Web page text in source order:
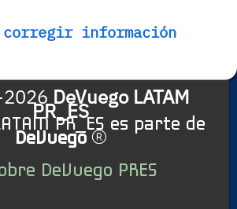
información
DeVuego LATAM
PR_ES
PR_ES es parte de
DeVuego
DeVuego PRES